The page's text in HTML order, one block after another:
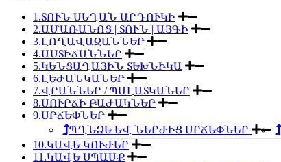
1.ՏՈՒՆ ՍԵՂԱՆ ԱՐԴՈՒԿԻ
2.ԱՄԱՌԱՆՈՑ | ՏՈՒՆ | ԱՅԳԻ
3.ԼՈՂԱՎԱԶԱՆՆԵՐ
4.ԱՍՏԻՃԱՆՆԵՐ
5.ԿԵՆՑԱՂԱՅԻՆ ՏԵԽՆԻԿԱ
6.ԼԵԺԱՆԿԱՆԵՐ
7.ՎՐԱՆՆԵՐ / ՊԱԼԱՏԿԱՆԵՐ
8.ՍՈՒՐՃԻ ԲԱԺԱԿՆԵՐ
9.ՍՐՃԵՓՆԵՐ
ՊՂՆՁԵ ԵՎ ՆԵՐԺԻՑ ՍՐՃԵՓՆԵՐ
10.ԿԱՎԵ ԿՈՒԺԵՐ
11.ԿԱՎԵ ՍՊԱՍՔ